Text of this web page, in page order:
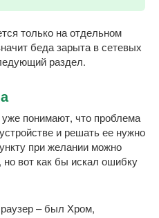
только на отдельном
беда зарыта в сетевых
раздел.
понимают, что проблема
и решать ее нужно
при желании можно
вот как бы искал ошибку
– был Хром,